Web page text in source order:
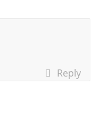
Reply